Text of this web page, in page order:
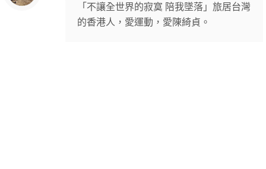
「不讓全世界的寂寞 陪我墜落」旅居台灣
的香港人，愛運動，愛陳綺貞。